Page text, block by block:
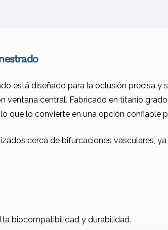
está diseñado para la oclusión precisa
ventana central. Fabricado en titanio
que lo convierte en una opción confiable
cerca de bifurcaciones vasculares,
biocompatibilidad y durabilidad.